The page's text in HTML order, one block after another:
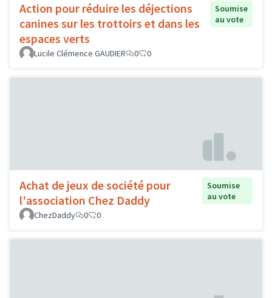
Action pour réduire les déjections
canines sur les trottoirs et dans les
espaces verts
Soumise
au vote
Lucile Clémence GAUDIER 0 0
Achat de jeux de société pour
l'association Chez Daddy
Soumise
au vote
ChezDaddy
0 0